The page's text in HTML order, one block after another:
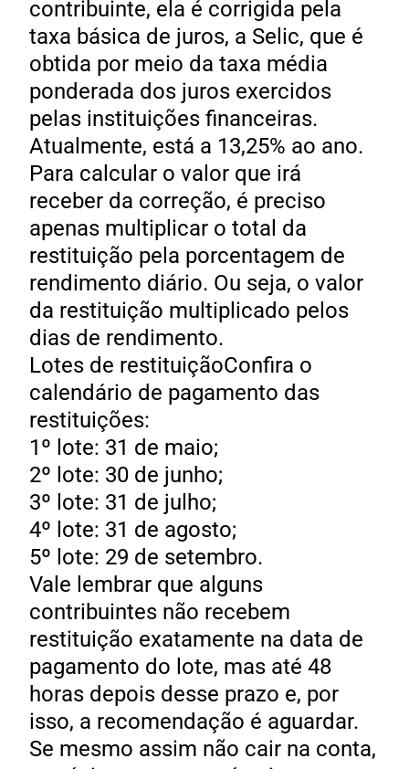
contribuinte, ela é corrigida pela
taxa básica de juros, a Selic, que é
obtida por meio da taxa média
ponderada dos juros exercidos
pelas instituições financeiras.
Atualmente, está a 13,25% ao ano.
Para calcular o valor que irá
receber da correção, é preciso
apenas multiplicar o total da
restituição pela porcentagem de
rendimento diário. Ou seja, o valor
da restituição multiplicado pelos
dias de rendimento.
Lotes de restituiçãoConfira o
calendário de pagamento das
restituições:
1º lote: 31 de maio;
2º lote: 30 de junho;
3º lote: 31 de julho;
4º lote: 31 de agosto;
5º lote: 29 de setembro.
Vale lembrar que alguns
contribuintes não recebem
restituição exatamente na data de
pagamento do lote, mas até 48
horas depois desse prazo e, por
isso, a recomendação é aguardar.
Se mesmo assim não cair na conta,